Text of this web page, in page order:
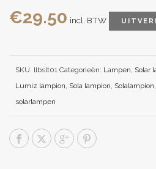
€29.50 incl. BTW
SKU: llbslt01 Categorieën: Lampen, Solar
Lumiz lampion, Sola lampion, Solalampion,
solarlampen